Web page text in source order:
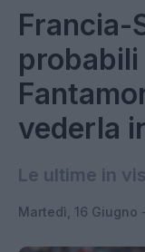
Francia-
vederla
Le ultime in
Martedì, 16 Giugno